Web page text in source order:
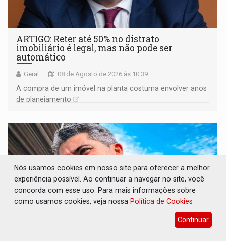
ARTIGO: Reter até 50% no distrato
imobiliário é legal, mas não pode ser
automático
Geral 08 de Agosto de 2026 às 10:39
A compra de um imóvel na planta costuma envolver anos
de planejamento
Nós usamos cookies em nosso site para oferecer a melhor
experiência possível. Ao continuar a navegar no site, você
concorda com esse uso. Para mais informações sobre
como usamos cookies, veja nossa Política de Cookies
Continuar